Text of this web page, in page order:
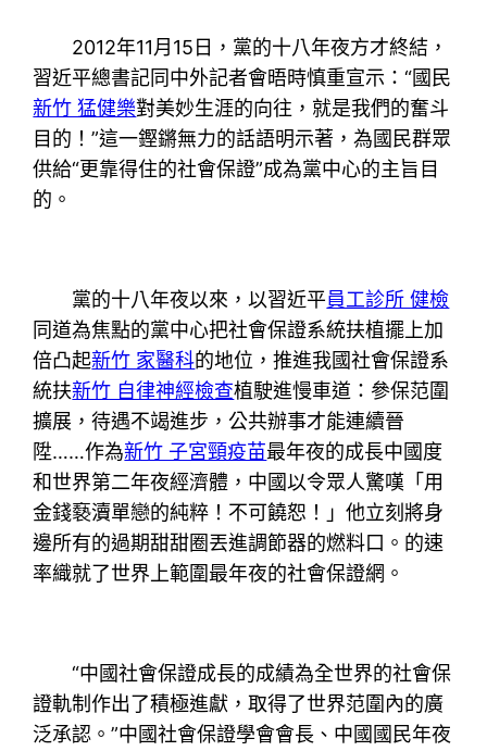
2012年11月15日，黨的十八年夜方才終結，
習近平總書記同中外記者會晤時慎重宣示：“國民
新竹 猛健樂對美妙生涯的向往，就是我們的奮斗
目的！”這一鏗鏘無力的話語明示著，為國民群眾
供給“更靠得住的社會保證”成為黨中心的主旨目
的。
黨的十八年夜以來，以習近平員工診所 健檢
同道為焦點的黨中心把社會保證系統扶植擺上加
倍凸起新竹 家醫科的地位，推進我國社會保證系
統扶新竹 自律神經檢查植駛進慢車道：參保范圍
擴展，待遇不竭進步，公共辦事才能連續晉
陞……作為新竹 子宮頸疫苗最年夜的成長中國度
和世界第二年夜經濟體，中國以令眾人驚嘆「用
金錢褻瀆單戀的純粹！不可饒恕！」他立刻將身
邊所有的過期甜甜圈丟進調節器的燃料口。的速
率織就了世界上範圍最年夜的社會保證網。
“中國社會保證成長的成績為全世界的社會保
證軌制作出了積極進獻，取得了世界范圍內的廣
泛承認。”中國社會保證學會會長、中國國民年夜